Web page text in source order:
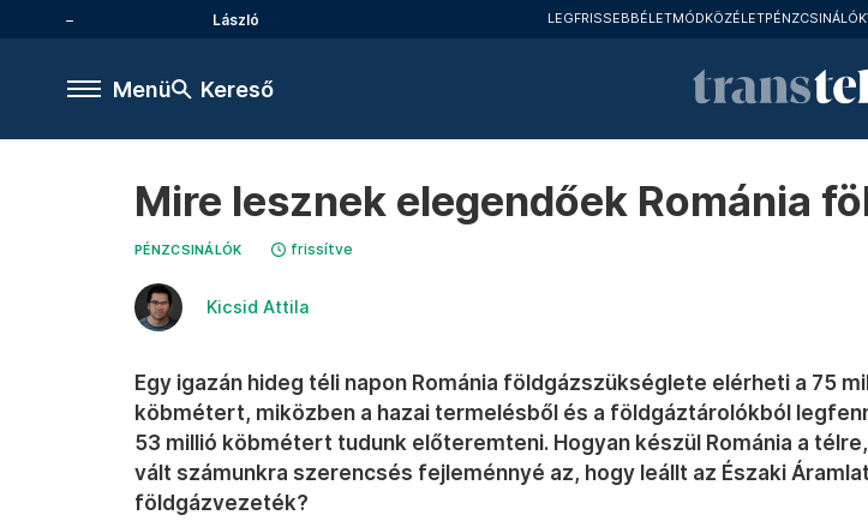
László LEGFRISSEBBÉLETMÓDKÖZÉLETPÉNZCSINÁLÓK
Menü Kereső
Mire lesznek elegendőek Románia
PÉNZCSINÁLÓK frissítve
Kicsid Attila
Egy igazán hideg téli napon Románia földgázszükséglete elérheti a 75
köbmétert, miközben a hazai termelésből és a földgáztárolókból
53 millió köbmétert tudunk előteremteni. Hogyan készül Románia a
vált számunkra szerencsés fejleménnyé az, hogy leállt az Északi
földgázvezeték?